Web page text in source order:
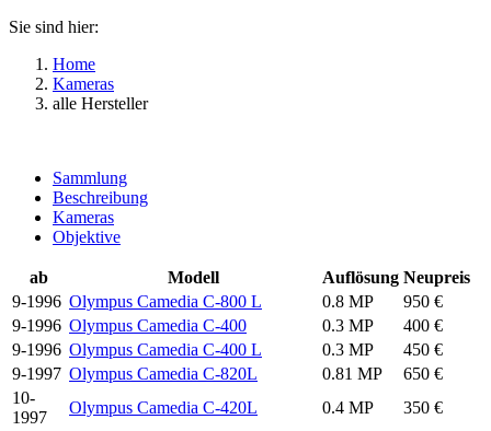
Sie sind hier:
Home
Kameras
alle Hersteller
Sammlung
Beschreibung
Kameras
Objektive
ab Modell Auflösung Neupreis
9-1996 Olympus Camedia C-800 L 0.8 MP
950 €
9-1996 Olympus Camedia C-400 0.3 MP
400 €
9-1996 Olympus Camedia C-400 L 0.3 MP
450 €
9-1997 Olympus Camedia C-820L 0.81 MP
650 €
10-
1997
Olympus Camedia C-420L 0.4 MP
350 €